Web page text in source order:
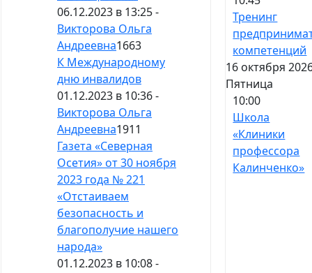
06.12.2023 в 13:25 -
Викторова Ольга
Андреевна1663
К Международному
дню инвалидов
01.12.2023 в 10:36 -
Викторова Ольга
Андреевна1911
Газета «Северная
Осетия» от 30 ноября
2023 года № 221
«Отстаиваем
безопасность и
благополучие нашего
народа»
01.12.2023 в 10:08 -
Тренинг
компетенций
16 октября
Пятница
10:00
Школа
«Клиники
профессора
Калинченко»